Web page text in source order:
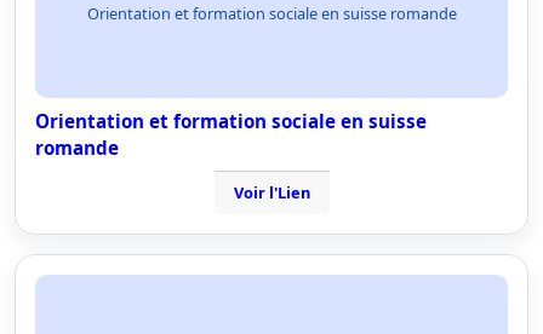
Orientation et formation sociale en suisse romande
Orientation et formation sociale en suisse
romande
Voir l'Lien